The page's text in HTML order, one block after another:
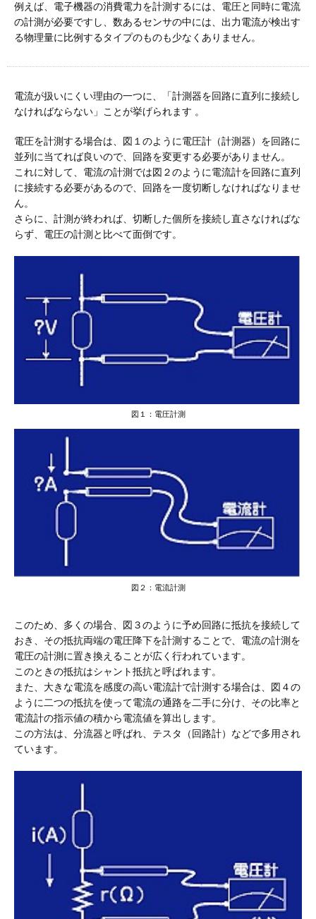
例えば、電子機器の消費電力を計測するには、電圧と同時に電流
の計測が必要ですし、数あるセンサの中には、出力電流が検出す
る物理量に比例するタイプのものも少なくありません。
電流が扱いにくい理由の一つに、「計測器を回路に直列に接続し
なければならない」ことが挙げられます 。
電圧を計測する場合は、図１のように電圧計（計測器）を回路に
並列に当てれば良いので、回路を変更する必要がありません。
これに対して、電流の計測では図２のように電流計を回路に直列
に接続する必要があるので、回路を一度切断しなければなりませ
ん。
さらに、計測が終われば、切断した個所を接続し直さなければな
らず、電圧の計測と比べて面倒です。
図１：電圧計測
図２：電流計測
このため、多くの場合、図３のように予め回路に抵抗を接続して
おき、その抵抗両端の電圧降下を計測することで、電流の計測を
電圧の計測に置き換えることが広く行われています。
このときの抵抗はシャント抵抗と呼ばれます。
また、大きな電流を感度の高い電流計で計測する場合は、図４の
ように二つの抵抗を使って電流の通路を二手に分け、その比率と
電流計の指示値の積から電流値を算出します。
この方法は、分流器と呼ばれ、テスタ（回路計）などで多用され
ています。